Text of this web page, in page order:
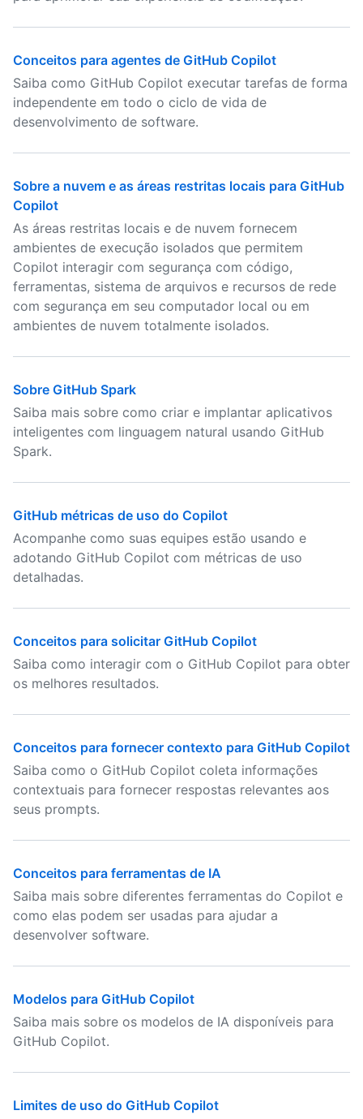
Conceitos para agentes de GitHub Copilot
Saiba como GitHub Copilot executar tarefas de forma
independente em todo o ciclo de vida de
desenvolvimento de software.
Sobre a nuvem e as áreas restritas locais para GitHub
Copilot
As áreas restritas locais e de nuvem fornecem
ambientes de execução isolados que permitem
Copilot interagir com segurança com código,
ferramentas, sistema de arquivos e recursos de rede
com segurança em seu computador local ou em
ambientes de nuvem totalmente isolados.
Sobre GitHub Spark
Saiba mais sobre como criar e implantar aplicativos
inteligentes com linguagem natural usando GitHub
Spark.
GitHub métricas de uso do Copilot
Acompanhe como suas equipes estão usando e
adotando GitHub Copilot com métricas de uso
detalhadas.
Conceitos para solicitar GitHub Copilot
Saiba como interagir com o GitHub Copilot para obter
os melhores resultados.
Conceitos para fornecer contexto para GitHub Copilot
Saiba como o GitHub Copilot coleta informações
contextuais para fornecer respostas relevantes aos
seus prompts.
Conceitos para ferramentas de IA
Saiba mais sobre diferentes ferramentas do Copilot e
como elas podem ser usadas para ajudar a
desenvolver software.
Modelos para GitHub Copilot
Saiba mais sobre os modelos de IA disponíveis para
GitHub Copilot.
Limites de uso do GitHub Copilot